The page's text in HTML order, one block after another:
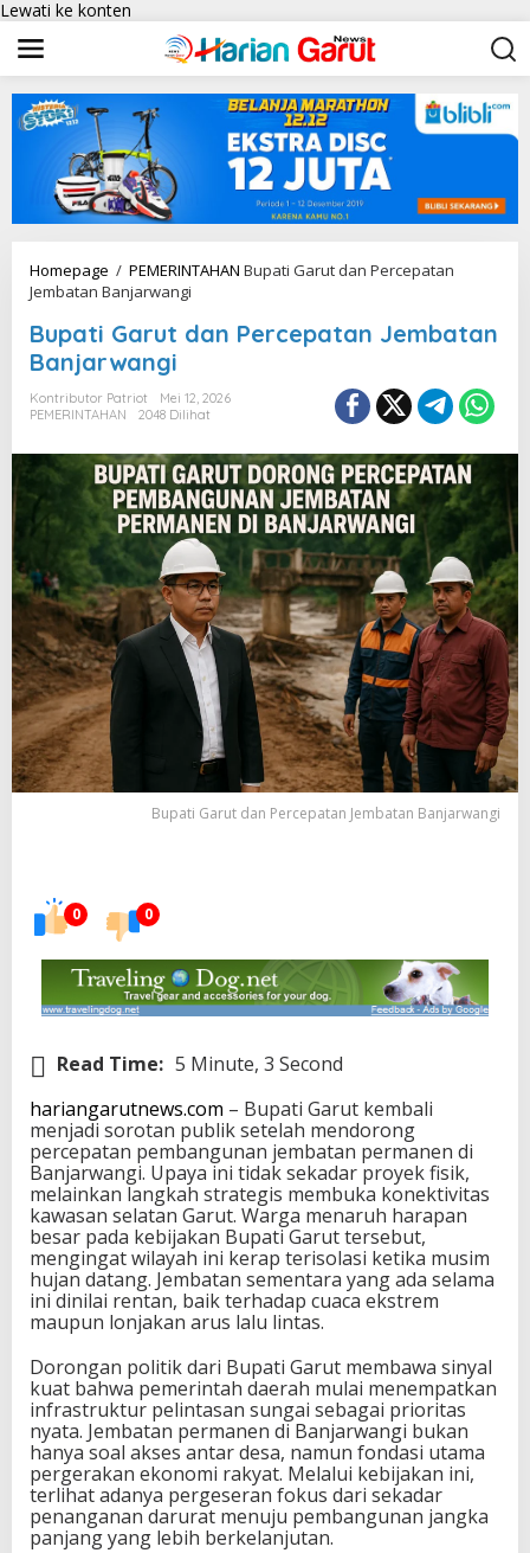
Lewati ke konten
Homepage / PEMERINTAHAN Bupati Garut dan Percepatan
Jembatan Banjarwangi
Bupati Garut dan Percepatan Jembatan
Banjarwangi
Kontributor Patriot
Mei 12, 2026
PEMERINTAHAN
2048 Dilihat
Bupati Garut dan Percepatan Jembatan Banjarwangi
0 0
Read Time: 5 Minute, 3 Second
hariangarutnews.com – Bupati Garut kembali
menjadi sorotan publik setelah mendorong
percepatan pembangunan jembatan permanen di
Banjarwangi. Upaya ini tidak sekadar proyek fisik,
melainkan langkah strategis membuka konektivitas
kawasan selatan Garut. Warga menaruh harapan
besar pada kebijakan Bupati Garut tersebut,
mengingat wilayah ini kerap terisolasi ketika musim
hujan datang. Jembatan sementara yang ada selama
ini dinilai rentan, baik terhadap cuaca ekstrem
maupun lonjakan arus lalu lintas.
Dorongan politik dari Bupati Garut membawa sinyal
kuat bahwa pemerintah daerah mulai menempatkan
infrastruktur pelintasan sungai sebagai prioritas
nyata. Jembatan permanen di Banjarwangi bukan
hanya soal akses antar desa, namun fondasi utama
pergerakan ekonomi rakyat. Melalui kebijakan ini,
terlihat adanya pergeseran fokus dari sekadar
penanganan darurat menuju pembangunan jangka
panjang yang lebih berkelanjutan.